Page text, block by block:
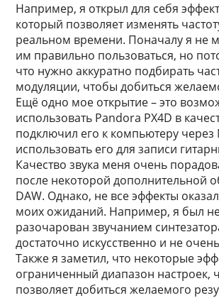
Например, я открыл для себя
который позволяет изменять
реальном времени. Поначалу я не
им правильно пользоваться, но
что нужно аккуратно подбирать
модуляции, чтобы добиться
Ещё одно мое открытие – это
использовать Pandora PX4D в
подключил его к компьютеру через
использовать его для записи
Качество звука меня очень
после некоторой дополнительной
DAW. Однако, не все эффекты
моих ожиданий. Например, я был
разочарован звучанием
достаточно искусственно и не
Также я заметил, что некоторые
ограниченный диапазон настроек,
позволяет добиться желаемого